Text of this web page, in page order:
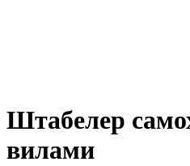
Штабелер
вилами